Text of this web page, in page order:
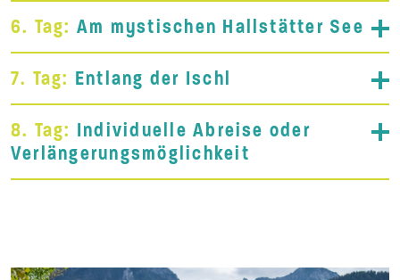
6. Tag: Am mystischen Hallstätter See
7. Tag: Entlang der Ischl
8. Tag: Individuelle Abreise oder
Verlängerungsmöglichkeit